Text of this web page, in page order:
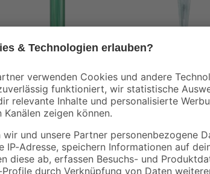
Alberts
Zaunpfahl für
Maschendrahtzäune
grün Ø 3,4 x 150 cm
12,99€
8,66 € / Meter
Alberts
Metallrohren
3,4 x 50 cm
15,79 €